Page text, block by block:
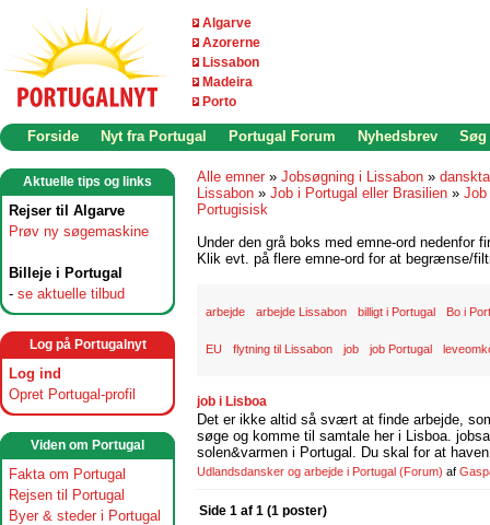
Algarve
Azorerne
Lissabon
Madeira
Porto
Forside Nyt fra Portugal Portugal Forum Nyhedsbrev Søg
Aktuelle tips og links
Rejser til Algarve
Prøv ny søgemaskine
Billeje i Portugal
- se aktuelle tilbud
Log på Portugalnyt
Log ind
Opret Portugal-profil
Viden om Portugal
Fakta om Portugal
Rejsen til Portugal
Byer & steder i Portugal
Alle emner » Jobsøgning i Lissabon »
Lissabon » Job i Portugal eller Brasilien » Job
Portugisisk
Under den grå boks med emne-ord nedenfor
Klik evt. på flere emne-ord for at begrænse/
arbejde arbejde Lissabon billigt i Portugal Bo i
EU flytning til Lissabon job job Portugal
job i Lisboa
Det er ikke altid så svært at finde arbejde,
søge og komme til samtale her i Lisboa.
solen&varmen i Portugal. Du skal for at
Udlandsdansker og arbejde i Portugal (Forum) af
Side 1 af 1 (1 poster)